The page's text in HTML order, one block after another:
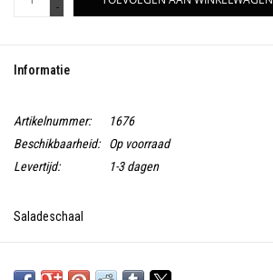
-
Informatie
Artikelnummer:
1676
Beschikbaarheid:
Op voorraad
Levertijd:
1-3 dagen
Saladeschaal